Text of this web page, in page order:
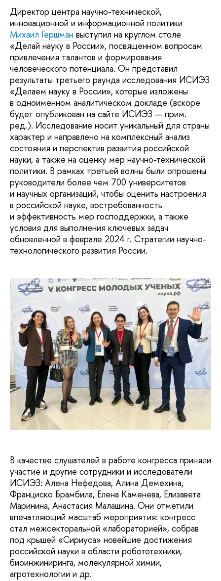
Директор центра научно-технической,
инновационной и информационной политики
Михаил Гершман выступил на круглом столе
«Делай науку в России», посвященном вопросам
привлечения талантов и формирования
человеческого потенциала. Он представил
результаты третьего раунда исследования ИСИЭЗ
«Делаем науку в России», которые изложены
в одноименном аналитическом докладе (вскоре
будет опубликован на сайте ИСИЭЗ — прим.
ред.). Исследование носит уникальный для страны
характер и направлено на комплексный анализ
состояния и перспектив развития российской
науки, а также на оценку мер научно-технической
политики. В рамках третьей волны были опрошены
руководители более чем 700 университетов
и научных организаций, чтобы оценить настроения
в российской науке, востребованность
и эффективность мер господдержки, а также
условия для выполнения ключевых задач
обновленной в феврале 2024 г. Стратегии научно-
технологического развития России.
В качестве слушателей в работе конгресса приняли
участие и другие сотрудники и исследователи
ИСИЭЗ: Алена Нефедова, Алина Демехина,
Франциско Брамбила, Елена Каменева, Елизавета
Маринина, Анастасия Малашина. Они отметили
впечатляющий масштаб мероприятия: конгресс
стал межсекторальной «лабораторией», собрав
под крышей «Сириуса» новейшие достижения
российской науки в области робототехники,
биоинжиниринга, молекулярной химии,
агротехнологии и др.